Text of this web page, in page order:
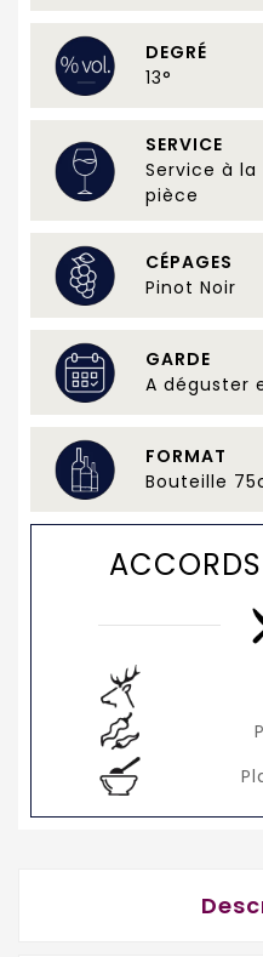
DEGRÉ
13°
SERVICE
Service à
pièce
CÉPAGES
Pinot Noir
GARDE
A déguster
FORMAT
Bouteille